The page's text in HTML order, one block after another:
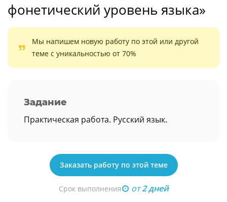
фонетический уровень языка»
Мы напишем новую работу по этой или другой
теме с уникальностью от 70%
Задание
Практическая работа. Русский язык.
Заказать работу по этой теме
Срок выполнения от2 дней